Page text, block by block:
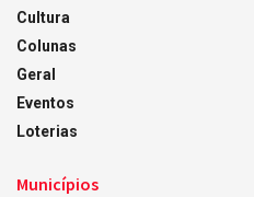
Cultura
Colunas
Geral
Eventos
Loterias
Municípios